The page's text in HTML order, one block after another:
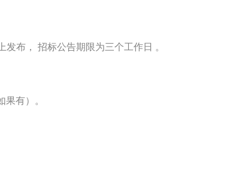
发布， 招标公告期限为三个工作日 。
有）。